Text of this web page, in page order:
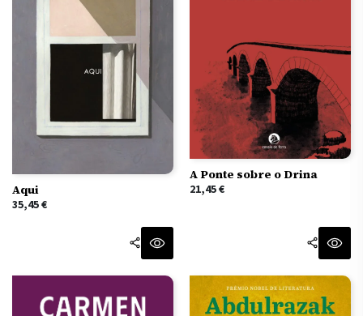
Aqui
35,45€
A Ponte sobre o Drina
21,45€